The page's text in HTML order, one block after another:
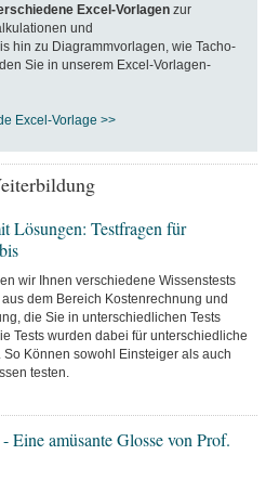
Excel-Vorlagen zur
und
hin zu Diagrammvorlagen, wie Tacho-
Sie in unserem Excel-Vorlagen-
Excel-Vorlage >>
Lösungen: Testfragen für
wir Ihnen verschiedene Wissenstests
dem Bereich Kostenrechnung und
die Sie in unterschiedlichen Tests
Tests wurden dabei für unterschiedliche
Können sowohl Einsteiger als auch
testen.
amüsante Glosse von Prof.